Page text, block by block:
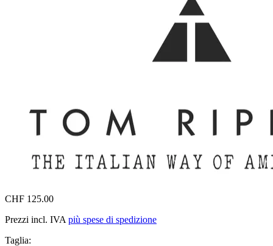
CHF 125.00
Prezzi incl. IVA più spese di spedizione
Taglia: